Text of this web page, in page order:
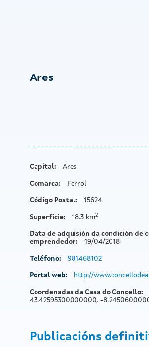
Ares
Capital: Ares
Comarca: Ferrol
Código Postal: 15624
Superficie: 18.3 km2
Data de adquisión da condición de
emprendedor:
19/04/2018
Teléfono: 981468102
Portal web: http://
Coordenadas da Casa do Concello:
43.42595300000000, -
Publicacións